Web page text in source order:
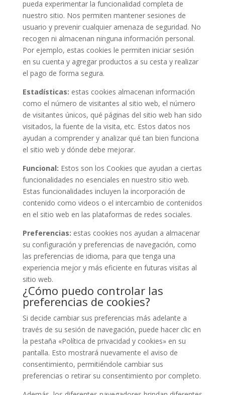
pueda experimentar la funcionalidad completa de
nuestro sitio. Nos permiten mantener sesiones de
usuario y prevenir cualquier amenaza de seguridad. No
recogen ni almacenan ninguna información personal.
Por ejemplo, estas cookies le permiten iniciar sesión
en su cuenta y agregar productos a su cesta y realizar
el pago de forma segura.
Estadísticas: estas cookies almacenan información
como el número de visitantes al sitio web, el número
de visitantes únicos, qué páginas del sitio web han sido
visitados, la fuente de la visita, etc. Estos datos nos
ayudan a comprender y analizar qué tan bien funciona
el sitio web y dónde debe mejorar.
Funcional: Estos son los Cookies que ayudan a ciertas
funcionalidades no esenciales en nuestro sitio web.
Estas funcionalidades incluyen la incorporación de
contenido como videos o el intercambio de contenidos
en el sitio web en las plataformas de redes sociales.
Preferencias: estas cookies nos ayudan a almacenar
su configuración y preferencias de navegación, como
las preferencias de idioma, para que tenga una
experiencia mejor y más eficiente en futuras visitas al
sitio web.
¿Cómo puedo controlar las
preferencias de cookies?
Si decide cambiar sus preferencias más adelante a
través de su sesión de navegación, puede hacer clic en
la pestaña «Política de privacidad y cookies» en su
pantalla. Esto mostrará nuevamente el aviso de
consentimiento, permitiéndole cambiar sus
preferencias o retirar su consentimiento por completo.